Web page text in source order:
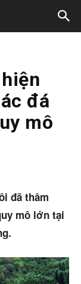
đá
mô
đã thâm
mô lớn tại